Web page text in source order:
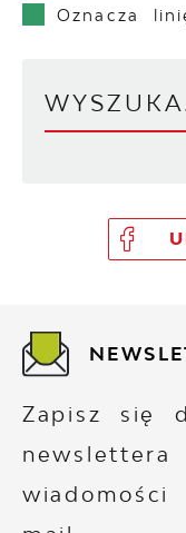
Oznacza
Zapisz się